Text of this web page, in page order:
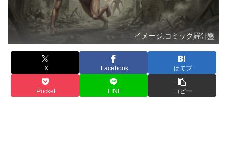
イメージ:コミック羅針盤
X Facebook はてブ
Pocket LINE コピー